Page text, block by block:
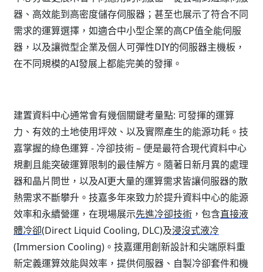
器、高效能到高密度儲存伺服器；甚至也展示了符合不同
需求的運算選擇，如適合中小型企業的高CP值全能伺服
器，以及讓微型企業及個人可彈性DIY的伺服器主機板，
在不同規模的AI發展上都能完美的發揮。
建置資料中心通常會有幾個關鍵考量點: 可發揮的運算
力、有效的土地使用坪效、以及實際產生的能源功耗。技
嘉掌握的綠色運算 - 冷卻技術 – 便是最符合現代資料中心
規劃且能突破運算限制的最佳解方。隨著日新月異的處理
器和晶片問世，以及AI更大量的運算需求皆讓伺服器的散
熱需求不斷攀升。技嘉多年來致力於提升資料中心的能源
效率和永續營運，在現場展示先進冷卻技術 ，包含直接液
體冷卻(Direct Liquid Cooling, DLC)及浸沒式液冷
(Immersion Cooling)。技嘉運用創新設計和尖端原料重
新定義運算效能與效率，提供伺服器、自製冷卻套件和機